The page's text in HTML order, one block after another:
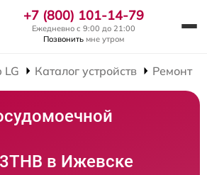
+7 (800) 101-14-79
Ежедневно с 9:00 до 21:00
Позвонить мне утром
LG Каталог устройств Ремонт
в Ижевске